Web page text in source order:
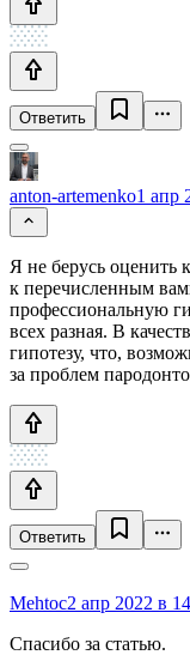
Ответить
anton-artemenko1 апр
Я не берусь оценить
к перечисленным
профессиональную
всех разная. В
гипотезу, что,
за проблем
Ответить
Mehtoc2 апр 2022 в
Спасибо за статью.